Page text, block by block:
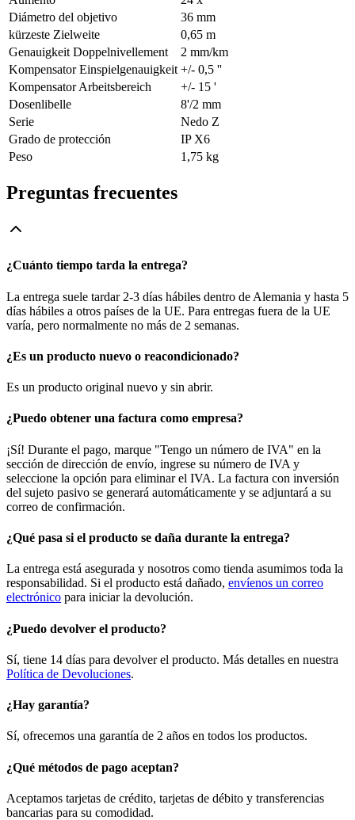
Diámetro del objetivo
36 mm
kürzeste Zielweite
0,65 m
Genauigkeit Doppelnivellement
2 mm/km
Kompensator Einspielgenauigkeit +/- 0,5 ''
Kompensator Arbeitsbereich
+/- 15 '
Dosenlibelle
8'/2 mm
Serie
Nedo Z
Grado de protección
IP X6
Peso
1,75 kg
Preguntas frecuentes
¿Cuánto tiempo tarda la entrega?
La entrega suele tardar 2-3 días hábiles dentro de Alemania y hasta 5
días hábiles a otros países de la UE. Para entregas fuera de la UE
varía, pero normalmente no más de 2 semanas.
¿Es un producto nuevo o reacondicionado?
Es un producto original nuevo y sin abrir.
¿Puedo obtener una factura como empresa?
¡Sí! Durante el pago, marque "Tengo un número de IVA" en la
sección de dirección de envío, ingrese su número de IVA y
seleccione la opción para eliminar el IVA. La factura con inversión
del sujeto pasivo se generará automáticamente y se adjuntará a su
correo de confirmación.
¿Qué pasa si el producto se daña durante la entrega?
La entrega está asegurada y nosotros como tienda asumimos toda la
responsabilidad. Si el producto está dañado, envíenos un correo
electrónico para iniciar la devolución.
¿Puedo devolver el producto?
Sí, tiene 14 días para devolver el producto. Más detalles en nuestra
Política de Devoluciones.
¿Hay garantía?
Sí, ofrecemos una garantía de 2 años en todos los productos.
¿Qué métodos de pago aceptan?
Aceptamos tarjetas de crédito, tarjetas de débito y transferencias
bancarias para su comodidad.